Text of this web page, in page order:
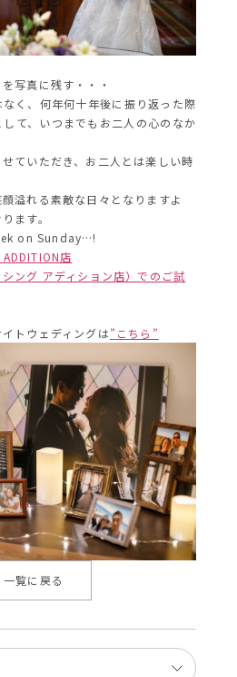
写真に残す・・・
く、何年何十年後に振り返った際
て、いつまでもお二人の心のなか
ていただき、お二人とは楽しい時
溢れる素敵な日々となりますよ
ます。
on Sunday…!
店
シング アディション店）でのご試
トウェディングは”こちら”
一覧に戻る